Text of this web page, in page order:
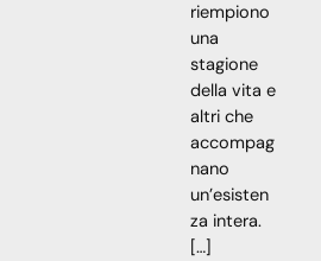
riempiono
una
stagione
della vita e
altri che
accompag
nano
un’esisten
za intera.
[…]